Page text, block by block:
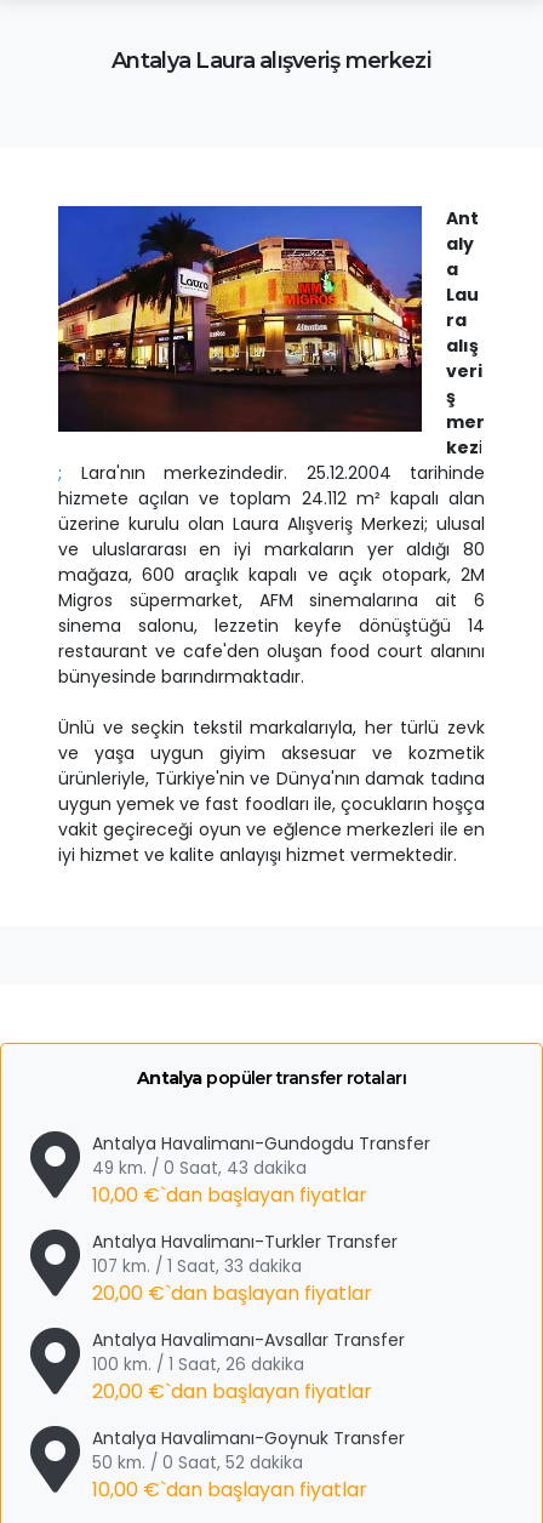
Antalya Laura alışveriş merkezi
Ant
aly
a
Lau
ra
alış
veri
ş
mer
kezi
; Lara'nın merkezindedir. 25.12.2004 tarihinde
hizmete açılan ve toplam 24.112 m² kapalı alan
üzerine kurulu olan Laura Alışveriş Merkezi; ulusal
ve uluslararası en iyi markaların yer aldığı 80
mağaza, 600 araçlık kapalı ve açık otopark, 2M
Migros süpermarket, AFM sinemalarına ait 6
sinema salonu, lezzetin keyfe dönüştüğü 14
restaurant ve cafe'den oluşan food court alanını
bünyesinde barındırmaktadır.
Ünlü ve seçkin tekstil markalarıyla, her türlü zevk
ve yaşa uygun giyim aksesuar ve kozmetik
ürünleriyle, Türkiye'nin ve Dünya'nın damak tadına
uygun yemek ve fast foodları ile, çocukların hoşça
vakit geçireceği oyun ve eğlence merkezleri ile en
iyi hizmet ve kalite anlayışı hizmet vermektedir.
Antalyapopüler transfer rotaları
Antalya Havalimanı-Gundogdu Transfer
49 km. / 0 Saat, 43 dakika
10,00 €`dan başlayan fiyatlar
Antalya Havalimanı-Turkler Transfer
107 km. / 1 Saat, 33 dakika
20,00 €`dan başlayan fiyatlar
Antalya Havalimanı-Avsallar Transfer
100 km. / 1 Saat, 26 dakika
20,00 €`dan başlayan fiyatlar
Antalya Havalimanı-Goynuk Transfer
50 km. / 0 Saat, 52 dakika
10,00 €`dan başlayan fiyatlar